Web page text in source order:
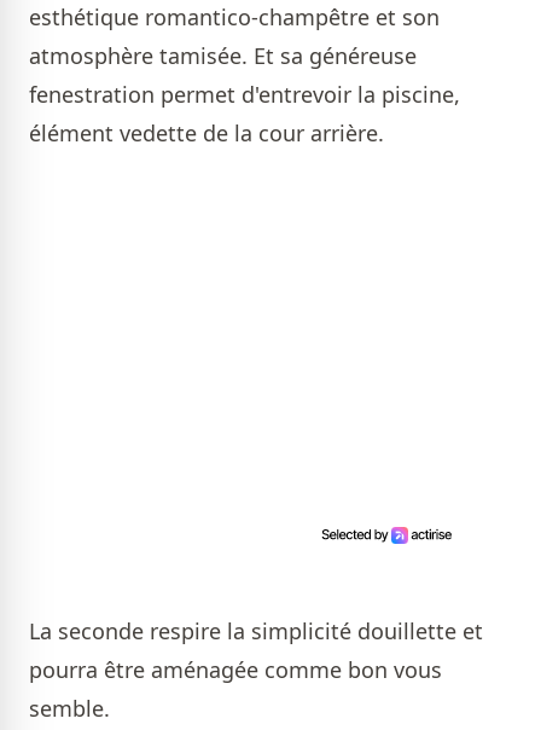
esthétique romantico-champêtre et son
atmosphère tamisée. Et sa généreuse
fenestration permet d'entrevoir la piscine,
élément vedette de la cour arrière.
La seconde respire la simplicité douillette et
pourra être aménagée comme bon vous
semble.